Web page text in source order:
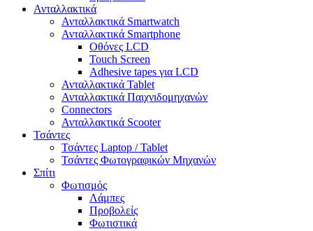
Ανταλλακτικά
Ανταλλακτικά Smartwatch
Ανταλλακτικά Smartphone
Οθόνες LCD
Touch Screen
Adhesive tapes για LCD
Ανταλλακτικά Tablet
Ανταλλακτικά Παιχνιδομηχανών
Connectors
Ανταλλακτικά Scooter
Τσάντες
Τσάντες Laptop / Tablet
Τσάντες Φωτoγραφικών Μηχανών
Σπίτι
Φωτισμός
Λάμπες
Προβολείς
Φωτιστικά